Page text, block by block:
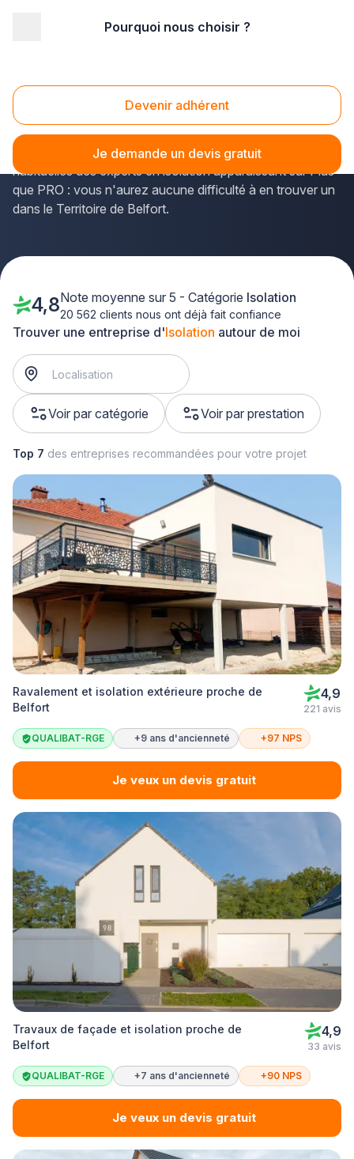
Pourquoi nous choisir ?
Devenir adhérent
Je demande un devis gratuit
Isolation Territoire-de-Belfort (90)
Réaliser des calfeutrages en caoutchouc ou choisir
des planchers isolantsfigurent parmi les tâches
habituelles des experts en isolation apparaissant sur Plus
que PRO : vous n'aurez aucune difficulté à en trouver un
dans le Territoire de Belfort.
Trouver une entreprise d'Isolation autour de moi
Voir par catégorie Voir par prestation
4,8Note moyenne sur 5 - Catégorie Isolation
20 562 clients nous ont déjà fait confiance
Top 7 des entreprises recommandées pour votre projet
Ravalement et isolation extérieure proche de
Belfort
4,9
221 avis
QUALIBAT-RGE +9 ans d'ancienneté +97 NPS
Je veux un devis gratuit
Travaux de façade et isolation proche de
Belfort
4,9
33 avis
QUALIBAT-RGE +7 ans d'ancienneté +90 NPS
Je veux un devis gratuit